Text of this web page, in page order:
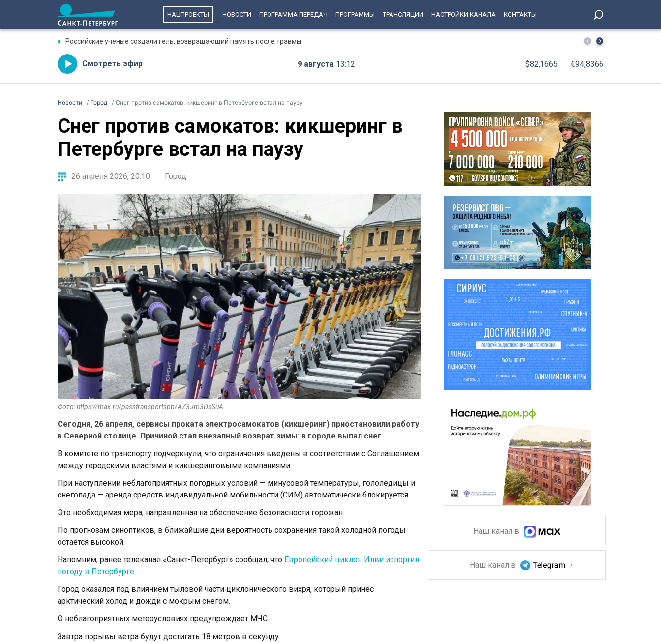
НАЦПРОЕКТЫ НОВОСТИ ПРОГРАММА ПЕРЕДАЧ ПРОГРАММЫ ТРАНСЛЯЦИИ НАСТРОЙКИ КАНАЛА КОНТАКТЫ
Российские ученые создали гель, возвращающий память после травмы Поймали за день: рецидивист отобрал телефон у 69-
Смотреть эфир 9 августа 13:12 $82,1665 €94,8366
Новости Город Снег против самокатов: кикшеринг в Петербурге встал на паузу
Снег против самокатов: кикшеринг в
Петербурге встал на паузу
26 апреля 2026, 20:10 Город
Фото: https://max.ru/passtransportspb/AZ3Jm3DsSuA
Сегодня, 26 апреля, сервисы проката электросамокатов (кикшеринг) приостановили работу
в Северной столице. Причиной стал внезапный возврат зимы: в городе выпал снег.
В комитете по транспорту подчеркнули, что ограничения введены в соответствии с Соглашением
между городскими властями и кикшеринговыми компаниями.
При наступлении неблагоприятных погодных условий — минусовой температуры, гололедицы и
снегопада — аренда средств индивидуальной мобильности (СИМ) автоматически блокируется.
Это необходимая мера, направленная на обеспечение безопасности горожан.
По прогнозам синоптиков, в ближайшие дни вероятность сохранения такой холодной погоды
остаётся высокой.
Напомним, ранее телеканал «Санкт-Петербург» сообщал, что Европейский циклон Илви испортил
погоду в Петербурге.
Город оказался под влиянием тыловой части циклонического вихря, который принёс
арктический холод и дожди с мокрым снегом.
О неблагоприятных метеоусловиях предупреждает МЧС.
Завтра порывы ветра будут достигать 18 метров в секунду.
Наш канал в
Наш канал в